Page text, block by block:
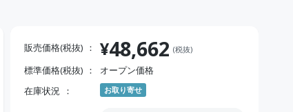
販売価格(税抜) ¥48,662 (税抜)
標準価格(税抜)
オープン価格
在庫状況
お取り寄せ